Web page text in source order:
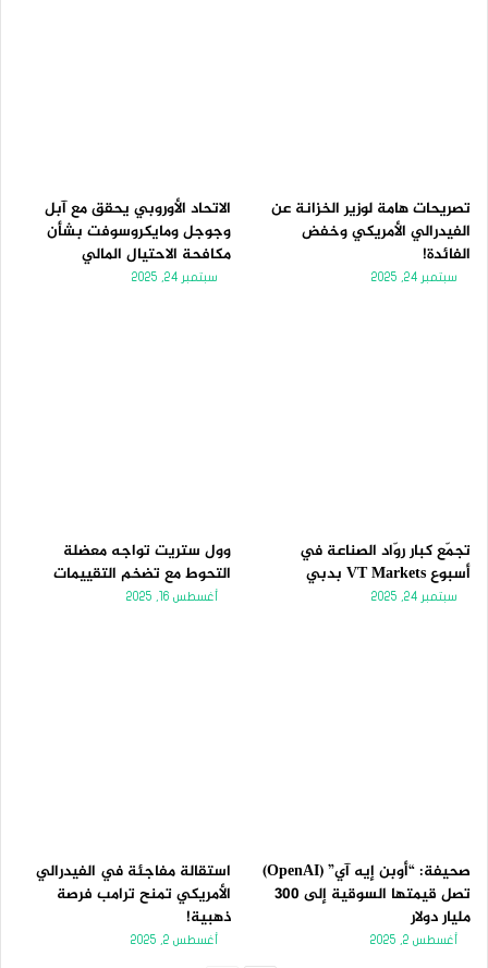
تصريحات هامة لوزير الخزانة عن
الفيدرالي الأمريكي وخفض
الفائدة!
سبتمبر 24, 2025
الاتحاد الأوروبي يحقق مع آبل
وجوجل ومايكروسوفت بشأن
مكافحة الاحتيال المالي
سبتمبر 24, 2025
تجمّع كبار روّاد الصناعة في
أسبوع VT Markets بدبي
سبتمبر 24, 2025
وول ستريت تواجه معضلة
التحوط مع تضخم التقييمات
أغسطس 16, 2025
صحيفة: “أوبن إيه آي” (OpenAI)
تصل قيمتها السوقية إلى 300
مليار دولار
أغسطس 2, 2025
استقالة مفاجئة في الفيدرالي
الأمريكي تمنح ترامب فرصة
ذهبية!
أغسطس 2, 2025